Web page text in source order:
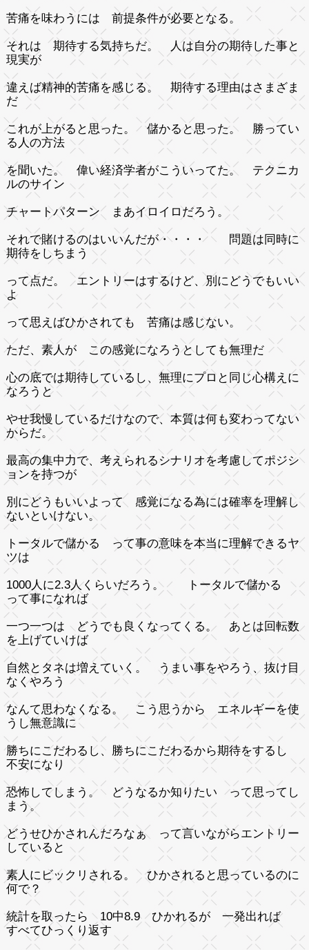
苦痛を味わうには 前提条件が必要となる。
それは 期待する気持ちだ。 人は自分の期待した事と
現実が
違えば精神的苦痛を感じる。 期待する理由はさまざま
だ
これが上がると思った。 儲かると思った。 勝ってい
る人の方法
を聞いた。 偉い経済学者がこういってた。 テクニカ
ルのサイン
チャートパターン まあイロイロだろう。
それで賭けるのはいいんだが・・・・ 問題は同時に
期待をしちまう
って点だ。 エントリーはするけど、別にどうでもいい
よ
って思えばひかされても 苦痛は感じない。
ただ、素人が この感覚になろうとしても無理だ
心の底では期待しているし、無理にプロと同じ心構えに
なろうと
やせ我慢しているだけなので、本質は何も変わってない
からだ。
最高の集中力で、考えられるシナリオを考慮してポジシ
ョンを持つが
別にどうもいいよって 感覚になる為には確率を理解し
ないといけない。
トータルで儲かる って事の意味を本当に理解できるヤ
ツは
1000人に2.3人くらいだろう。 トータルで儲かる
って事になれば
一つ一つは どうでも良くなってくる。 あとは回転数
を上げていけば
自然とタネは増えていく。 うまい事をやろう、抜け目
なくやろう
なんて思わなくなる。 こう思うから エネルギーを使
うし無意識に
勝ちにこだわるし、勝ちにこだわるから期待をするし
不安になり
恐怖してしまう。 どうなるか知りたい って思ってし
まう。
どうせひかされんだろなぁ って言いながらエントリー
していると
素人にビックリされる。 ひかされると思っているのに
何で？
統計を取ったら 10中8.9 ひかれるが 一発出れば
すべてひっくり返す